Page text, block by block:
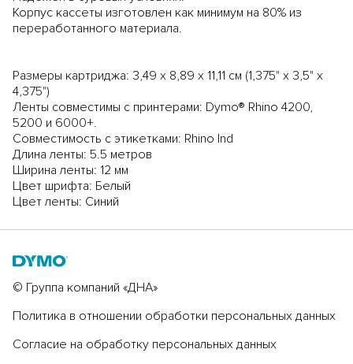
Корпус кассеты изготовлен как минимум на 80% из
переработанного материала.
Размеры картриджа: 3,49 х 8,89 х 11,11 см (1,375" x 3,5" x
4,375")
Ленты совместимы с принтерами: Dymo® Rhino 4200,
5200 и 6000+.
Совместимость с этикетками: Rhino Ind
Длина ленты: 5.5 метров
Ширина ленты: 12 мм
Цвет шрифта: Белый
Цвет ленты: Синий
© Группа компаний «ДНА»
Политика в отношении обработки персональных данных
Согласие на обработку персональных данных